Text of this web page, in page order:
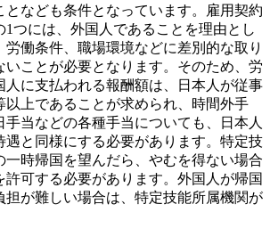
となども条件となっています。雇用契約
1つには、外国人であることを理由とし
働条件、職場環境などに差別的な取り
いことが必要となります。そのため、労
人に支払われる報酬額は、日本人が従事
以上であることが求められ、時間外手
手当などの各種手当についても、日本人
遇と同様にする必要があります。特定技
一時帰国を望んだら、やむを得ない場合
許可する必要があります。外国人が帰国
担が難しい場合は、特定技能所属機関が